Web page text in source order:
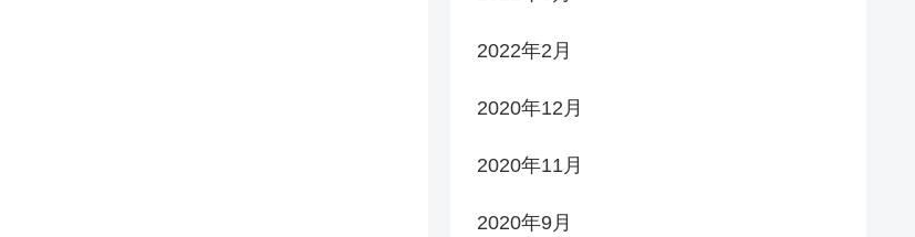
2022年2月
2020年12月
2020年11月
2020年9月